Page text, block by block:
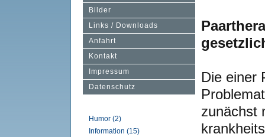
Bilder
Links / Downloads
Anfahrt
Kontakt
Impressum
Datenschutz
Humor (2)
Information (15)
Die einer
zunächst